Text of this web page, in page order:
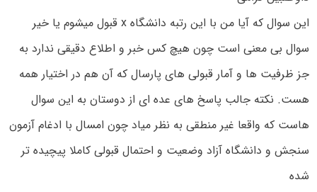
این سوال که آیا من با این رتبه دانشگاه x قبول میشوم یا خیر
سوال بی معنی است چون هیچ کس خبر و اطلاع دقیقی ندارد به
جز ظرفیت ها و آمار قبولی های پارسال که آن هم در اختیار همه
هست. نکته جالب پاسخ های عده ای از دوستان به این سوال
هاست که واقعا غیر منطقی به نظر میاد چون امسال با ادغام آزمون
سنجش و دانشگاه آزاد وضعیت و احتمال قبولی کاملا پیچیده تر
شده